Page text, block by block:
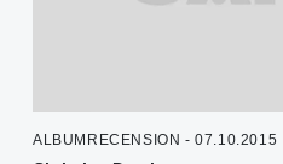
ALBUMRECENSION - 07.10.2015